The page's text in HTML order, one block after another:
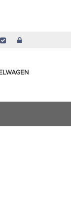
Afrekenen